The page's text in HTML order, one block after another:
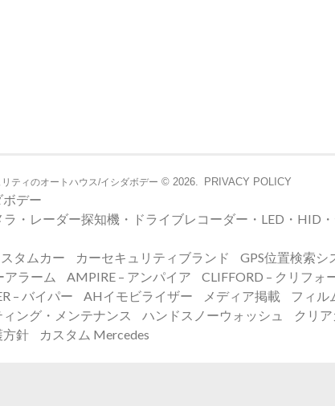
ティのオートハウス/イシダボデー © 2026. PRIVACY POLICY
ボデー
・レーダー探知機・ドライブレコーダー・LED・HID
タムカー カーセキュリティブランド
GPS位置検索シ
アラーム
AMPIRE – アンパイア CLIFFORD – クリフォ
– バイパー AHイモビライザー メディア掲載 フィル
ィング・メンテナンス ハンドスノーウォッシュ クリ
方針 カスタム Mercedes